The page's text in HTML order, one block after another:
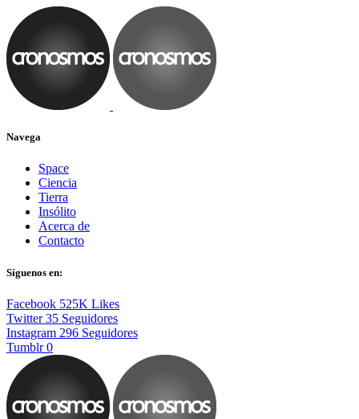
Navega
Space
Ciencia
Tierra
Insólito
Acerca de
Contacto
Síguenos en:
Facebook 525K Likes
Twitter 35 Seguidores
Instagram 296 Seguidores
Tumblr 0